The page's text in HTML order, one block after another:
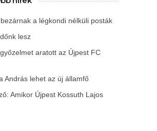
a légkondi nélküli posták
lesz
aratott az Újpest FC
András lehet az új államfő
Amikor Újpest Kossuth Lajos